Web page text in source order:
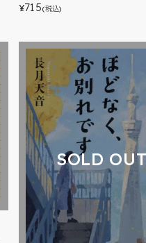
¥715(税込)
SOLD